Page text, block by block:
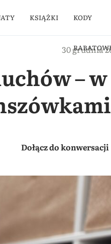
KSIĄŻKI KODY
30 grudnia
– w
Dołącz do konwersacji